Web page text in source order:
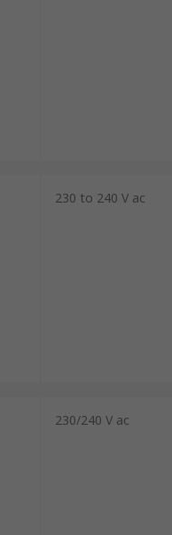
230 to 240 V ac
230/240 V ac